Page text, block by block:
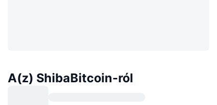
A(z) ShibaBitcoin-ról